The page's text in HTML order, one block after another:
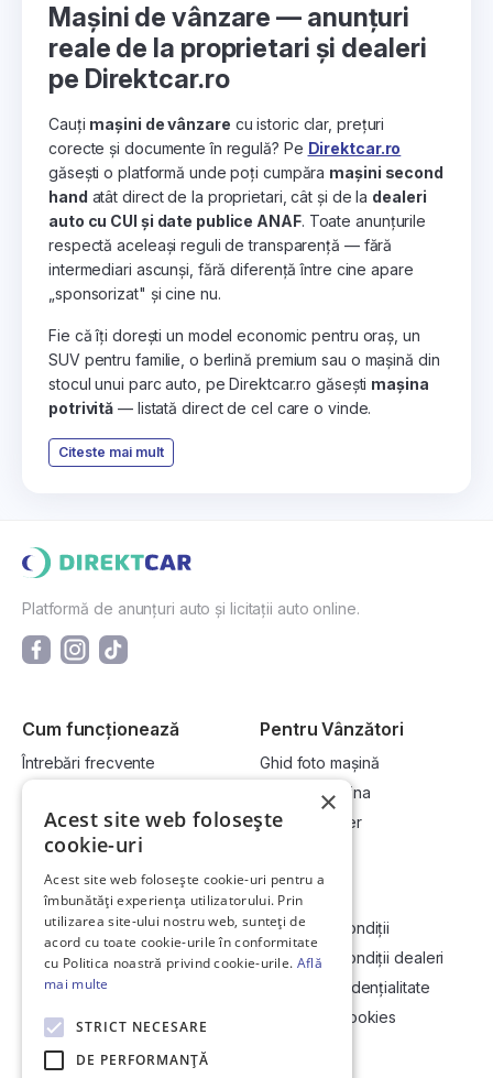
Mașini de vânzare — anunțuri
reale de la proprietari și dealeri
pe Direktcar.ro
Cauți mașini de vânzare cu istoric clar, prețuri
corecte și documente în regulă? Pe Direktcar.ro
găsești o platformă unde poți cumpăra mașini second
hand atât direct de la proprietari, cât și de la dealeri
auto cu CUI și date publice ANAF. Toate anunțurile
respectă aceleași reguli de transparență — fără
intermediari ascunși, fără diferență între cine apare
„sponsorizat" și cine nu.
Fie că îți dorești un model economic pentru oraș, un
SUV pentru familie, o berlină premium sau o mașină din
stocul unui parc auto, pe Direktcar.ro găsești mașina
potrivită — listată direct de cel care o vinde.
Citeste mai mult
Platformă de anunțuri auto și licitații auto online.
Cum funcționează
Întrebări frecvente
Cum vând la licitație?
Pentru Vânzători
Ghid foto mașină
Vinde-ți mașina
Devino dealer
Link-uri utile
Informații utile vizionare
Contact
Soluționarea Online a litigiilor
ANCP
Compania
Termeni și condiții
Termeni și condiții dealeri
Politică confidențialitate
Politica de cookies
×
Acest site web folosește
cookie-uri
Acest site web folosește cookie-uri pentru a
îmbunătăți experiența utilizatorului. Prin
utilizarea site-ului nostru web, sunteți de
acord cu toate cookie-urile în conformitate
cu Politica noastră privind cookie-urile. Află
mai multe
STRICT NECESARE
DE PERFORMANȚĂ